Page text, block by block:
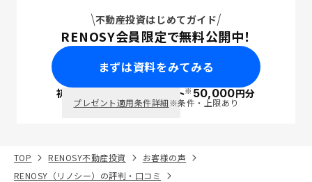
不動産投資はじめてガイド
RENOSY会員限定で無料公開中！
まずは資料をみてみる
初回面談で ポイント※50,000円分
プレゼント適用条件詳細※条件・上限あり
TOP RENOSY不動産投資
お客様の声
RENOSY（リノシー）の評判・口コミ